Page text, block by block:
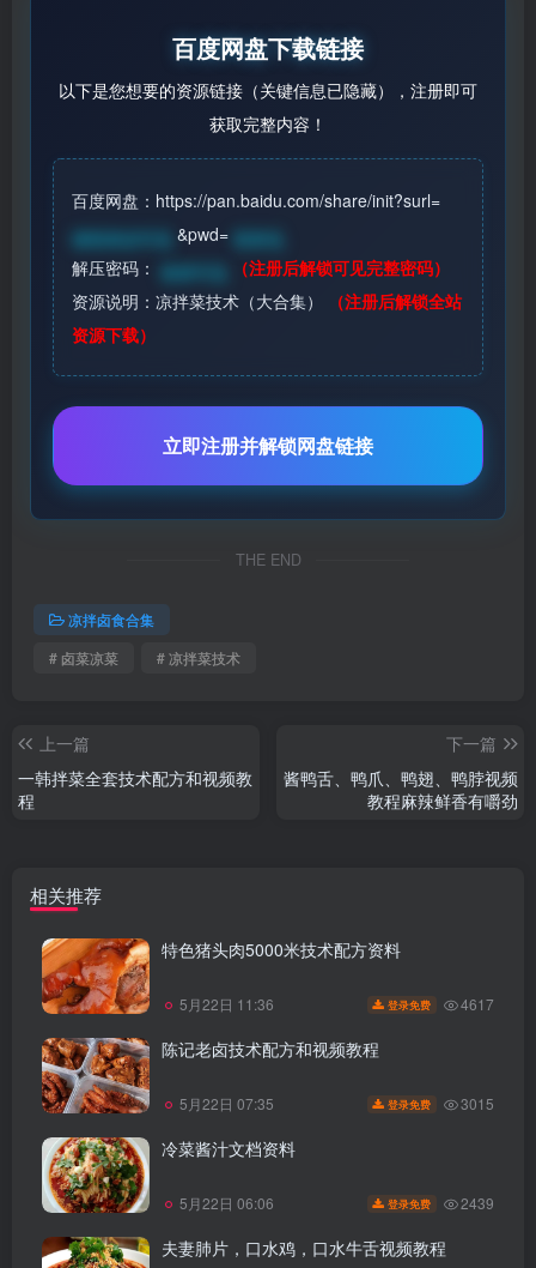
百度网盘下载链接
以下是您想要的资源链接（关键信息已隐藏），注册即可
获取完整内容！
百度网盘：https://pan.baidu.com/share/init?surl=
请登录后可见
&pwd=
解压密码：
（注册后解锁可见完整密码）
资源说明：凉拌菜技术（大合集）
（注册后解锁全站
资源下载）
立即注册并解锁网盘链接
THE END
凉拌卤食合集
# 卤菜凉菜
# 凉拌菜技术
上一篇
一韩拌菜全套技术配方和视频教
程
下一篇
酱鸭舌、鸭爪、鸭翅、鸭脖视频
教程麻辣鲜香有嚼劲
相关推荐
特色猪头肉5000米技术配方资料
5月22日 11:36 登录免费 4617
陈记老卤技术配方和视频教程
5月22日 07:35 登录免费 3015
冷菜酱汁文档资料
5月22日 06:06 登录免费 2439
夫妻肺片，口水鸡，口水牛舌视频教程